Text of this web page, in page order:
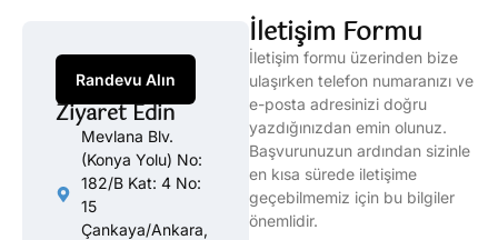
Randevu Alın
Ziyaret Edin
Mevlana Blv.
(Konya Yolu) No:
182/B Kat: 4 No:
15
Çankaya/Ankara,
İletişim Formu
İletişim formu üzerinden bize
ulaşırken telefon numaranızı ve
e-posta adresinizi doğru
yazdığınızdan emin olunuz.
Başvurunuzun ardından sizinle
en kısa sürede iletişime
geçebilmemiz için bu bilgiler
önemlidir.